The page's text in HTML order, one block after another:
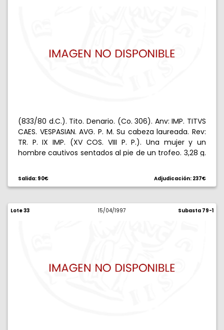
(833/80 d.C.). Tito. Denario. (Co. 306). Anv: IMP. TITVS
CAES. VESPASIAN. AVG. P. M. Su cabeza laureada. Rev:
TR. P. IX IMP. (XV COS. VIII P. P.). Una mujer y un
hombre cautivos sentados al pie de un trofeo. 3,28 g.
muy escasos. MBC.
Salida: 90€ Adjudicación: 237€
Lote 33 15/04/1997 Subasta 79-1